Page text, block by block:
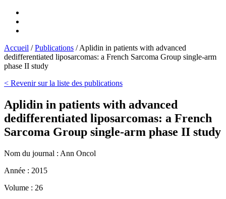
Accueil /Publications /Aplidin in patients with advanced
dedifferentiated liposarcomas: a French Sarcoma Group single-arm
phase II study
< Revenir sur la liste des publications
Aplidin in patients with advanced
dedifferentiated liposarcomas: a French
Sarcoma Group single-arm phase II study
Nom du journal : Ann Oncol
Année : 2015
Volume : 26